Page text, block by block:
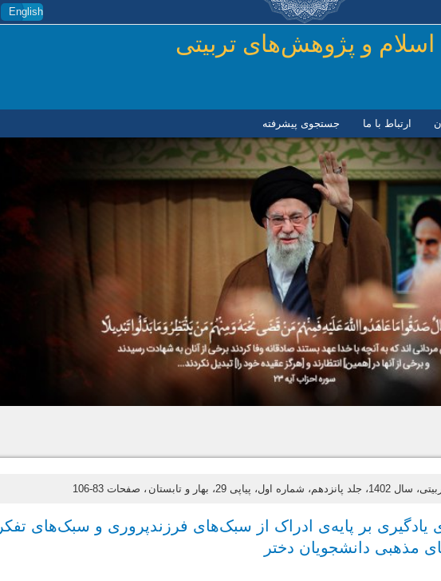
رفتن به محتوای اصلی English
اسلام و پژوهش‌های تربیتی
ارتباط با ما جستجوی پیشرفته
پیاپی 29، بهار و تابستان ، صفحات 83-106
یادگیری بر پایه‌ی ادراک از سبک‌های فرزندپروری و سبک‌های تفکر
مذهبی دانشجویان دختر